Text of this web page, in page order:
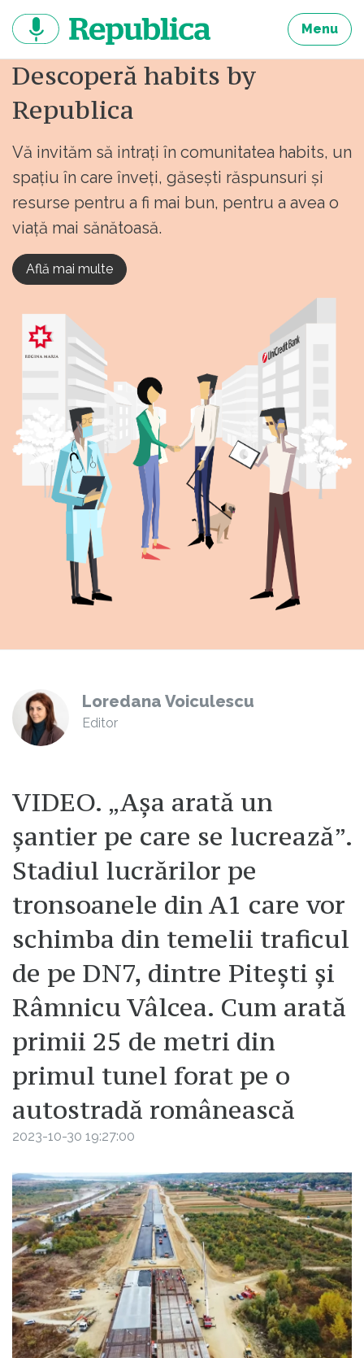
continut
Menu
Descoperă habits by
Republica
Vă invităm să intrați în comunitatea habits, un
spațiu în care înveți, găsești răspunsuri și
resurse pentru a fi mai bun, pentru a avea o
viață mai sănătoasă.
Află mai multe
Loredana Voiculescu
Editor
VIDEO. „Așa arată un
șantier pe care se lucrează”.
Stadiul lucrărilor pe
tronsoanele din A1 care vor
schimba din temelii traficul
de pe DN7, dintre Pitești și
Râmnicu Vâlcea. Cum arată
primii 25 de metri din
primul tunel forat pe o
autostradă românească
2023-10-30 19:27:00